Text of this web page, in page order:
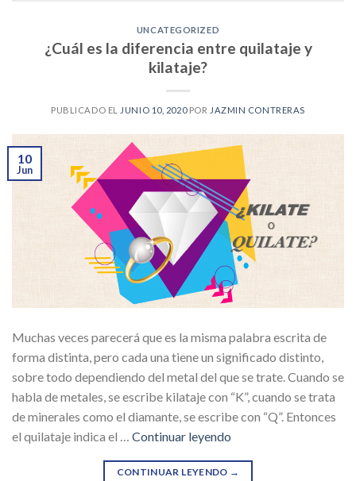
UNCATEGORIZED
¿Cuál es la diferencia entre quilataje y
kilataje?
PUBLICADO EL JUNIO 10, 2020POR JAZMIN CONTRERAS
10
Jun
Muchas veces parecerá que es la misma palabra escrita de
forma distinta, pero cada una tiene un significado distinto,
sobre todo dependiendo del metal del que se trate. Cuando se
habla de metales, se escribe kilataje con “K”, cuando se trata
de minerales como el diamante, se escribe con “Q”. Entonces
el quilataje indica el … Continuar leyendo
CONTINUAR LEYENDO →